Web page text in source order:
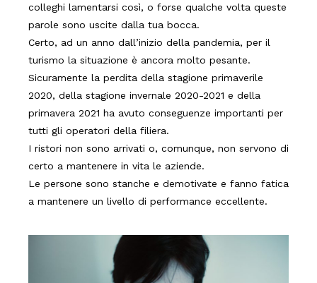
colleghi lamentarsi così, o forse qualche volta queste
parole sono uscite dalla tua bocca.
Certo, ad un anno dall’inizio della pandemia, per il
turismo la situazione è ancora molto pesante.
Sicuramente la perdita della stagione primaverile
2020, della stagione invernale 2020-2021 e della
primavera 2021 ha avuto conseguenze importanti per
tutti gli operatori della filiera.
I ristori non sono arrivati o, comunque, non servono di
certo a mantenere in vita le aziende.
Le persone sono stanche e demotivate e fanno fatica
a mantenere un livello di performance eccellente.